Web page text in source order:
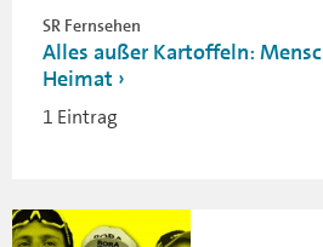
SR Fernsehen
Alles außer Kartoffeln:
Heimat
1 Eintrag